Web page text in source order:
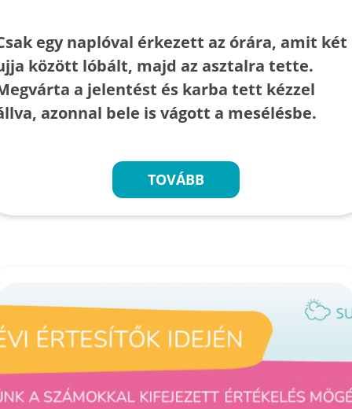
egy naplóval érkezett az órára, amit két
között lóbált, majd az asztalra tette.
a jelentést és karba tett kézzel
azonnal bele is vágott a mesélésbe.
TOVÁBB